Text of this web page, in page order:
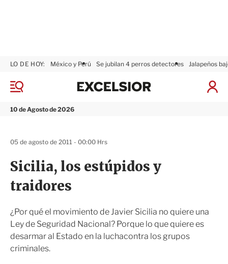
M
n
10 de Agosto de 2026
LO DE HOY: México y Perú Se jubilan 4 perros detectores Jalapeños
I
x
Sicilia, los estúpidos y
traidores
¿Por qué el movimiento de Javier Sicilia no quiere una
Ley de Seguridad Nacional? Porque lo que quiere es
desarmar al Estado en la luchacontra los grupos
criminales.
05 de agosto de 2011 - 00:00 Hrs